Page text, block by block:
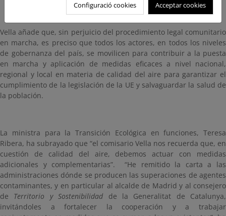
Vella añade que, sin perjuicio del procedimiento legal comunitario
en marcha, es preciso que todos los actores, en todos los niveles
de gobernanza del país, se movilicen para contribuir a la puesta
en marcha y aplicación de medidas eficaces a nivel nacional,
regional y local en materia de calidad del aire para garantizar el
cumplimiento de la legislación de la UE y salvaguardar la salud de
la población.
La ministra para la Transición Ecológica en funciones, Teresa
Ribera, ha subrayado que “el comisario Vella nos recuerda que, en
cuestión de calidad del aire, debemos actuar con medidas
adicionales y complementarias”. “He remitido la carta a las
administraciones dónde se producen las superaciones de agentes
contaminantes, y en particular al alcalde de Madrid y al consejero
de Territorio y Sostenibilidad de la Generalitat de Catalunya,
invitándoles a
fortalecer la cooperación y a trabajar
Configuració cookies Acceptar cookies